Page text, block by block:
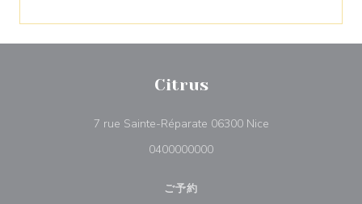
Citrus
7 rue Sainte-Réparate 06300 Nice((新しいウィンド
0400000000
ご予約